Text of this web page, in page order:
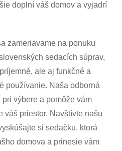
doplní váš domov a vyjadrí
zameriavame na ponuku
sedacích súprav,
ale aj funkčné a
používanie. Naša odborná
výbere a pomôže vám
váš priestor. Navštívte našu
si sedačku, ktorá
domova a prinesie vám